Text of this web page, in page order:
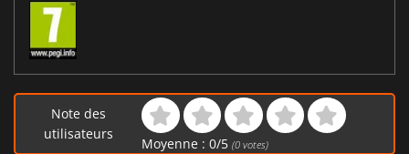
Note des
utilisateurs
Moyenne : 0/5 (0votes)